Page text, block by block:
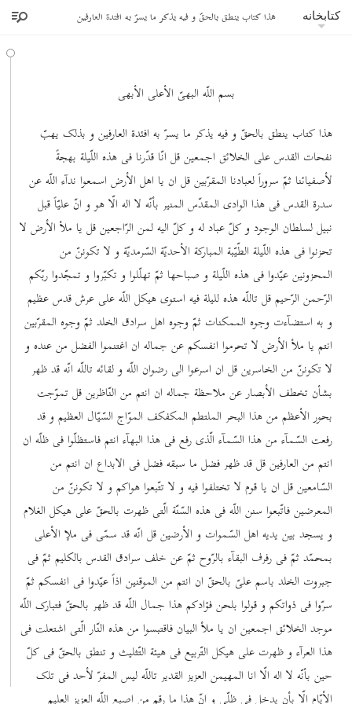
کتابخانه هذا کتاب ینطق بالحقّ و فیه یذکر ما یسرّ به افئدة العارفین
بسم اللّه البهیّ الأعلی الأبهی
هذا کتاب ینطق بالحقّ و فیه یذکر ما یسرّ به افئدة العارفین و بذلک یهبّ
نفحات القدس علی الخلائق اجمعین قل انّا قدّرنا فی هذه اللّیلة بهجةً
لأصفیائنا ثمّ سروراً لعبادنا المقرّبین قل ان یا اهل الأرض اسمعوا ندآء اللّه عن
سدرة القدس فی هذا الوادی المقدّس المنیر بأنّه لا اله الّا هو و انّ علیّاً قبل
نبیل لسلطان الوجود و کلّ عباد له و کلّ الیه لمن الرّاجعین قل یا ملأ الأرض لا
تحزنوا فی هذه اللّیلة الطّیّبة المبارکة الأحدیّة السّرمدیّة و لا تکوننّ من
المحزونین عیّدوا فی هذه اللّیلة و صباحها ثمّ تهلّلوا و تکبّروا و تمجّدوا ربّکم
الرّحمن الرّحیم قل تاللّه هذه للیلة فیه استوی هیکل اللّه علی عرش قدس عظیم
و به استضآءت وجوه الممکنات ثمّ وجوه اهل سرادق الخلد ثمّ وجوه المقرّبین
انتم یا ملأ الأرض لا تحرموا انفسکم عن جماله ان اغتنموا الفضل من عنده و
لا تکوننّ من الخاسرین قل ان اسرعوا الی رضوان اللّه و لقائه تاللّه انّه قد ظهر
بشأن تخطف الأبصار عن ملاحظة جماله ان انتم من النّاظرین قل تموّجت
بحور الأعظم من هذا البحر الملتطم المکفکف الموّاج السّیّال العظیم و قد
رفعت السّمآء من هذا السّمآء الّذی رفع فی هذا البهآء انتم فاستظلّوا فی ظلّه ان
انتم من العارفین قل قد ظهر فضل ما سبقه فضل فی الابداع ان انتم من
السّامعین قل ان یا قوم لا تختلفوا فیه و لا تتّبعوا هواکم و لا تکوننّ من
المعرضین فاتّبعوا سنن اللّه فی هذه السّنّة الّتی ظهرت بالحقّ علی هیکل الغلام
و یسجد بین یدیه اهل السّموات و الأرضین قل انّه قد سمّی فی ملإ الأعلی
بمحمّد ثمّ فی رفرف البقآء بالرّوح ثمّ عن خلف سرادق القدس بالکلیم ثمّ فی
جبروت الخلد باسم علیّ بالحقّ ان انتم من الموقنین اذاً عیّدوا فی انفسکم ثمّ
سرّوا فی ذواتکم و قولوا بلحن فؤادکم هذا جمال اللّه قد ظهر بالحقّ فتبارک اللّه
موجد الخلائق اجمعین ان یا ملأ البیان فاقتبسوا من هذه النّار الّتی اشتعلت فی
هذا العرآء و ظهرت علی هیکل التّربیع فی هیئة التّثلیث و تنطق بالحقّ فی کلّ
حین بأنّه لا اله الّا انا المهیمن العزیز القدیر تاللّه لیس المفرّ لأحد فی تلک